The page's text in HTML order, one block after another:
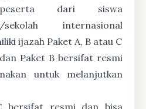
dari siswa
sekolah internasional
ijazah Paket A, B atau C
Paket B bersifat resmi
untuk melanjutkan
bersifat resmi dan bisa